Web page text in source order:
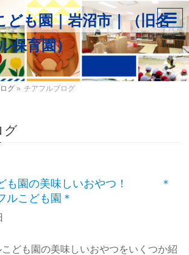
グ » チアフルブログ
グ
ども園の美味しいおやつ！ ＊
ルこども園＊
ども園の美味しいおやつをいくつか紹